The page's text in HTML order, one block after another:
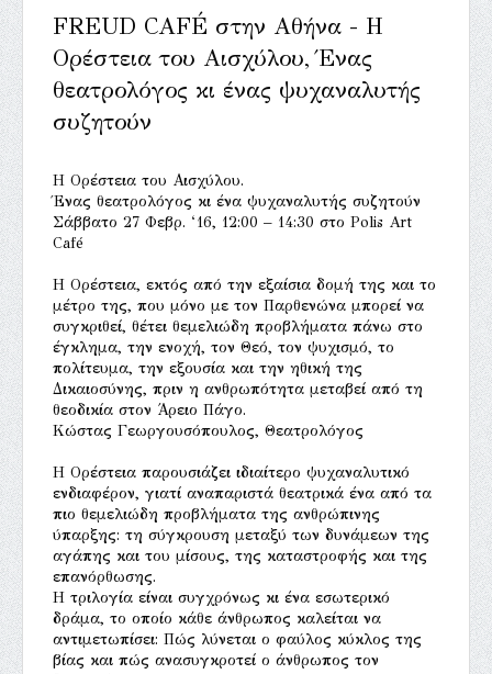
FREUD CAFÉ στην Αθήνα - ‎Η
Ορέστεια του Αισχύλου, Ένας
θεατρολόγος κι ένας ψυχαναλυτής
συζητούν
Η Ορέστεια του Αισχύλου.
Ένας θεατρολόγος κι ένα ψυχαναλυτής συζητούν
Σάββατο 27 Φεβρ. ‘16, 12:00 – 14:30 στο Polis Art
Café
Η Ορέστεια, εκτός από την εξαίσια δομή της και το
μέτρο της, που μόνο με τον Παρθενώνα μπορεί να
συγκριθεί, θέτει θεμελιώδη προβλήματα πάνω στο
έγκλημα, την ενοχή, τον Θεό, τον ψυχισμό, το
πολίτευμα, την εξουσία και την ηθική της
Δικαιοσύνης, πριν η ανθρωπότητα μεταβεί από τη
θεοδικία στον Άρειο Πάγο.
Κώστας Γεωργουσόπουλος, Θεατρολόγος
Η Ορέστεια παρουσιάζει ιδιαίτερο ψυχαναλυτικό
ενδιαφέρον, γιατί αναπαριστά θεατρικά ένα από τα
πιο θεμελιώδη προβλήματα της ανθρώπινης
ύπαρξης: τη σύγκρουση μεταξύ των δυνάμεων της
αγάπης και του μίσους, της καταστροφής και της
επανόρθωσης.
Η τριλογία είναι συγχρόνως κι ένα εσωτερικό
δράμα, το οποίο κάθε άνθρωπος καλείται να
αντιμετωπίσει: Πώς λύνεται ο φαύλος κύκλος της
βίας και πώς ανασυγκροτεί ο άνθρωπος τον